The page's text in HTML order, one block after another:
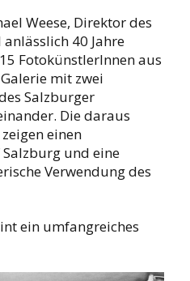
Weese, Direktor des
40 Jahre
FotokünstlerInnen aus
mit zwei
Salzburger
Die daraus
einen
und eine
Verwendung des
ein umfangreiches